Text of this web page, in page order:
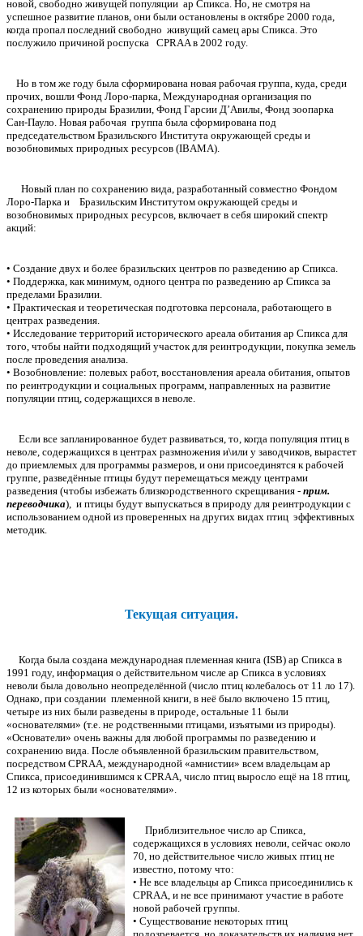
новой, свободно живущей популяции ар Спикса. Но, не смотря на
успешное развитие планов, они были остановлены в октябре 2000 года,
когда пропал последний свободно живущий самец ары Спикса. Это
послужило причиной роспуска CPRAA в 2002 году.
Но в том же году была сформирована новая рабочая группа, куда, среди
прочих, вошли Фонд Лоро-парка, Международная организация по
сохранению природы Бразилии, Фонд Гарсии Д’Авилы, Фонд зоопарка
Сан-Пауло. Новая рабочая группа была сформирована под
председательством Бразильского Института окружающей среды и
возобновимых природных ресурсов (IBAMA).
Новый план по сохранению вида, разработанный совместно Фондом
Лоро-Парка и Бразильским Институтом окружающей среды и
возобновимых природных ресурсов, включает в себя широкий спектр
акций:
• Создание двух и более бразильских центров по разведению ар Спикса.
• Поддержка, как минимум, одного центра по разведению ар Спикса за
пределами Бразилии.
• Практическая и теоретическая подготовка персонала, работающего в
центрах разведения.
• Исследование территорий исторического ареала обитания ар Спикса для
того, чтобы найти подходящий участок для реинтродукции, покупка земель
после проведения анализа.
• Возобновление: полевых работ, восстановления ареала обитания, опытов
по реинтродукции и социальных программ, направленных на развитие
популяции птиц, содержащихся в неволе.
Если все запланированное будет развиваться, то, когда популяция птиц в
неволе, содержащихся в центрах размножения и\или у заводчиков, вырастет
до приемлемых для программы размеров, и они присоединятся к рабочей
группе, разведённые птицы будут перемещаться между центрами
разведения (чтобы избежать близкородственного скрещивания - прим.
переводчика), и птицы будут выпускаться в природу для реинтродукции с
использованием одной из проверенных на других видах птиц эффективных
методик.
Текущая ситуация.
Когда была создана международная племенная книга (ISB) ар Спикса в
1991 году, информация о действительном числе ар Спикса в условиях
неволи была довольно неопределённой (число птиц колебалось от 11 ло 17).
Однако, при создании племенной книги, в неё было включено 15 птиц,
четыре из них были разведены в природе, остальные 11 были
«основателями» (т.е. не родственными птицами, изъятыми из природы).
«Основатели» очень важны для любой программы по разведению и
сохранению вида. После объявленной бразильским правительством,
посредством CPRAA, международной «амнистии» всем владельцам ар
Спикса, присоединившимся к CPRAA, число птиц выросло ещё на 18 птиц,
12 из которых были «основателями».
Приблизительное число ар Спикса,
содержащихся в условиях неволи, сейчас около
70, но действительное число живых птиц не
известно, потому что:
• Не все владельцы ар Спикса присоединились к
CPRAA, и не все принимают участие в работе
новой рабочей группы.
• Существование некоторых птиц